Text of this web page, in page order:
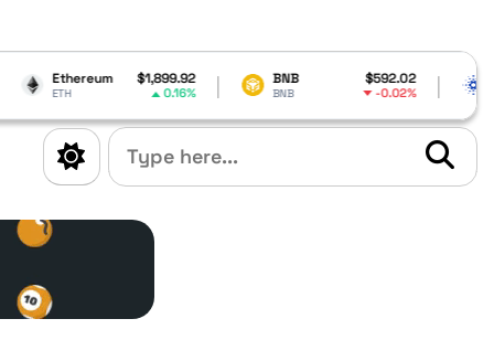
$1,899.92
0.16%
BNB $592.02
BNB -0.02%
Cardano
ADA